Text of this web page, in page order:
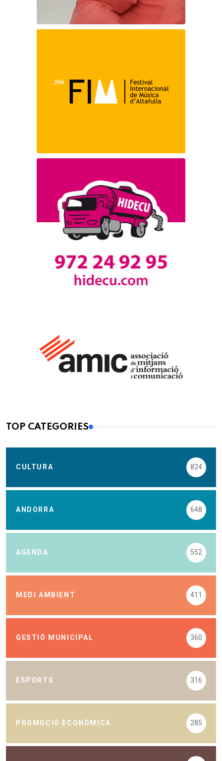
TOP CATEGORIES
CULTURA 824
ANDORRA 648
AGENDA 552
MEDI AMBIENT 411
GESTIÓ MUNICIPAL 360
ESPORTS 316
PROMOCIÓ ECONÒMICA 285